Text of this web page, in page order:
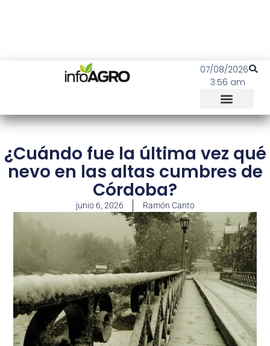
07/08/2026
3:56 am
¿Cuándo fue la última vez qué
nevo en las altas cumbres de
Córdoba?
junio 6, 2026 Ramón Canto